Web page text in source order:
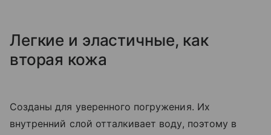
Легкие и эластичные, как
вторая кожа
Созданы для уверенного погружения. Их
внутренний слой отталкивает воду, поэтому в